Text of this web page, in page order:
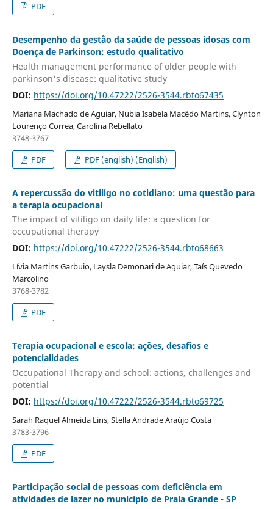
PDF
Desempenho da gestão da saúde de pessoas idosas com
Doença de Parkinson: estudo qualitativo
Health management performance of older people with
parkinson's disease: qualitative study
DOI: https://doi.org/10.47222/2526-3544.rbto67435
Mariana Machado de Aguiar, Nubia Isabela Macêdo Martins, Clynton
Lourenço Correa, Carolina Rebellato
3748-3767
PDF
PDF (english) (English)
A repercussão do vitiligo no cotidiano: uma questão para
a terapia ocupacional
The impact of vitiligo on daily life: a question for
occupational therapy
DOI: https://doi.org/10.47222/2526-3544.rbto68663
Lívia Martins Garbuio, Laysla Demonari de Aguiar, Taís Quevedo
Marcolino
3768-3782
PDF
Terapia ocupacional e escola: ações, desafios e
potencialidades
Occupational Therapy and school: actions, challenges and
potential
DOI: https://doi.org/10.47222/2526-3544.rbto69725
Sarah Raquel Almeida Lins, Stella Andrade Araújo Costa
3783-3796
PDF
Participação social de pessoas com deficiência em
atividades de lazer no município de Praia Grande - SP